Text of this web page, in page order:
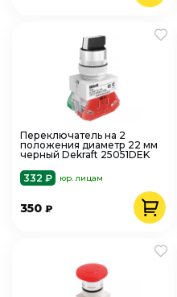
Переключатель на 2
положения диаметр 22 мм
черный Dekraft 25051DEK
332 ₽
юр. лицам
350 ₽